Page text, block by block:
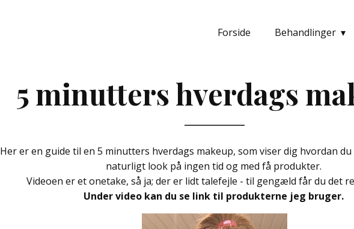
Forside Behandlinger
5 minutters hverdags
Her er en guide til en 5 minutters hverdags makeup, som viser dig hvordan
naturligt look på ingen tid og med få produkter.
Videoen er et onetake, så ja; der er lidt talefejle - til gengæld får du det
Under video kan du se link til produkterne jeg bruger.